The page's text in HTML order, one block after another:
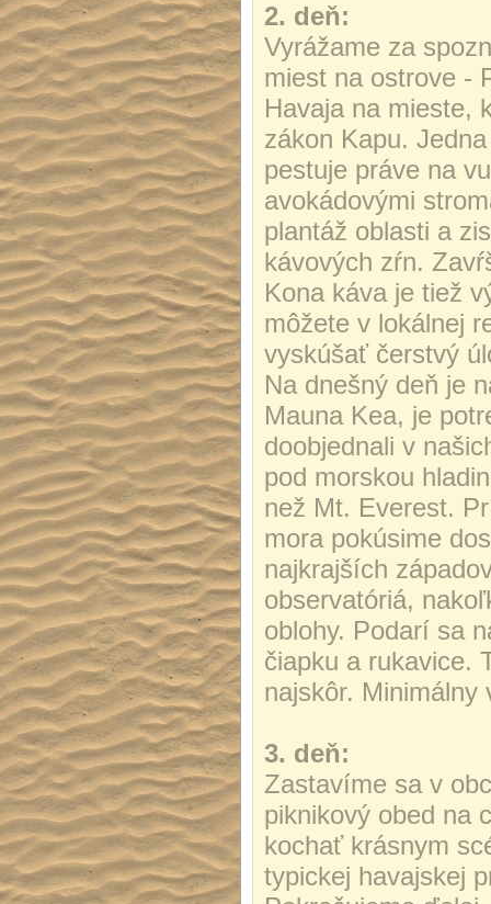
2. deň:
Vyrážame za
miest na ostrove -
Havaja na mieste,
zákon Kapu.
pestuje práve na
avokádovými
plantáž oblasti a
kávových zŕn.
Kona káva je tiež
môžete v lokálnej
vyskúšať čerstvý
Na dnešný deň je
Mauna Kea, je
doobjednali v
pod morskou
než Mt. Everest.
mora pokúsime
najkrajších
observatóriá,
oblohy. Podarí sa
čiapku a rukavice.
najskôr.
3. deň:
Zastavíme sa v
piknikový obed na
kochať krásnym
typickej havajskej